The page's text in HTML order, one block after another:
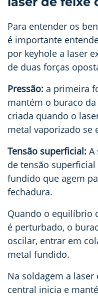
Para entender os
é importante
por keyhole a laser
de duas forças
Pressão: a primeira
mantém o buraco
criada quando o
metal vaporizado se
Tensão superficial: A
de tensão
fundido que agem
fechadura.
Quando o equilíbrio
é perturbado, o
oscilar, entrar em
metal fundido.
Na soldagem a
central inicia e